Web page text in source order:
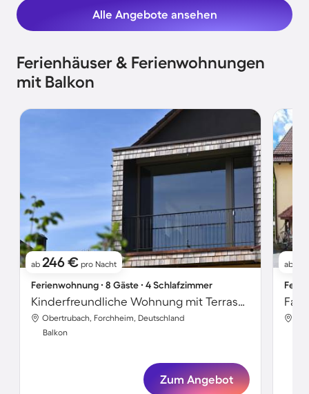
Alle Angebote ansehen
Ferienhäuser & Ferienwohnungen
mit Balkon
ab 246 € pro Nacht
Ferienwohnung ∙ 8 Gäste ∙ 4 Schlafzimmer
Kinderfreundliche Wohnung mit Terrasse | Stadtblick
Obertrubach, Forchheim, Deutschland
Balkon
Zum Angebot
ab